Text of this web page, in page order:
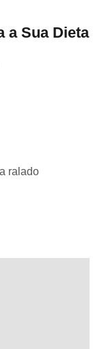
a Sua Dieta
ralado